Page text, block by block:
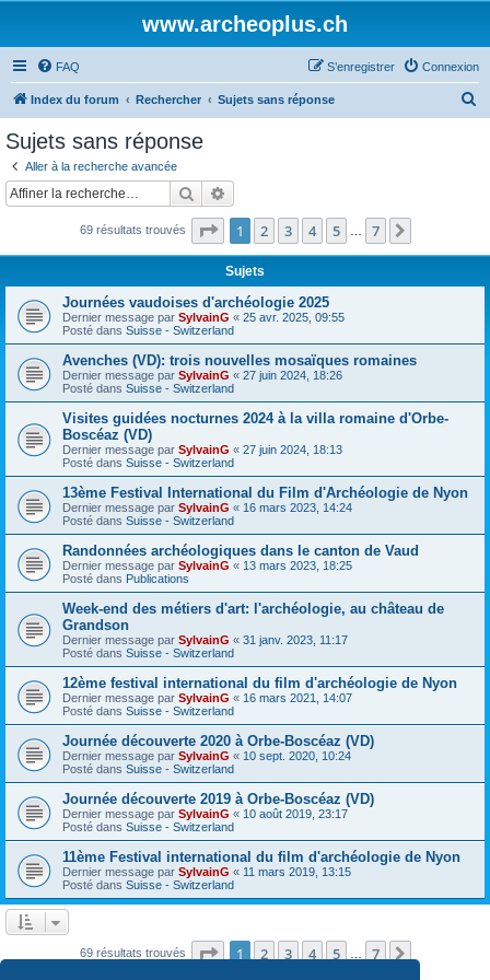
www.archeoplus.ch
FAQ Connexion
S’enregistrer
Index du forum Rechercher Sujets sans réponse
c
Sujets sans réponse
Aller à la recherche avancée
Rechercher
69 résultats trouvés Page 1sur7
1 2 3 4 5 7
Sujets
Journées vaudoises d'archéologie 2025
Dernier message par SylvainG « 25 avr. 2025, 09:55
Posté dans Suisse - Switzerland
Avenches (VD): trois nouvelles mosaïques romaines
Dernier message par SylvainG « 27 juin 2024, 18:26
Posté dans Suisse - Switzerland
Visites guidées nocturnes 2024 à la villa romaine d'Orbe-
Boscéaz (VD)
Dernier message par SylvainG « 27 juin 2024, 18:13
Posté dans Suisse - Switzerland
13ème Festival International du Film d'Archéologie de Nyon
Dernier message par SylvainG « 16 mars 2023, 14:24
Posté dans Suisse - Switzerland
Randonnées archéologiques dans le canton de Vaud
Dernier message par SylvainG « 13 mars 2023, 18:25
Posté dans Publications
Week-end des métiers d'art: l'archéologie, au château de
Grandson
Dernier message par SylvainG « 31 janv. 2023, 11:17
Posté dans Suisse - Switzerland
12ème festival international du film d'archéologie de Nyon
Dernier message par SylvainG « 16 mars 2021, 14:07
Posté dans Suisse - Switzerland
Journée découverte 2020 à Orbe-Boscéaz (VD)
Dernier message par SylvainG « 10 sept. 2020, 10:24
Posté dans Suisse - Switzerland
Journée découverte 2019 à Orbe-Boscéaz (VD)
Dernier message par SylvainG « 10 août 2019, 23:17
Posté dans Suisse - Switzerland
11ème Festival international du film d'archéologie de Nyon
Dernier message par SylvainG « 11 mars 2019, 13:15
Posté dans Suisse - Switzerland
69 résultats trouvés Page 1sur7
1 2 3 4 5 7